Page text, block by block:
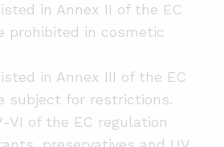
in Annex II of the EC
prohibited in cosmetic
in Annex III of the EC
subject for restrictions.
VI of the EC regulation